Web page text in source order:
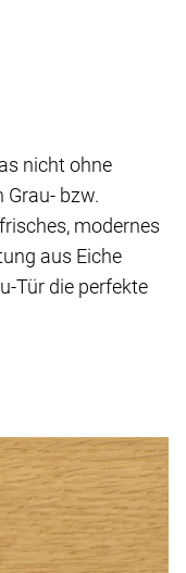
nicht ohne
Grau- bzw.
modernes
aus Eiche
Tür die perfekte